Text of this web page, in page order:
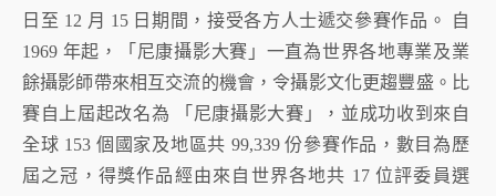
日至 12 月 15 日期間，接受各方人士遞交參賽作品。 自
1969 年起，「尼康攝影大賽」一直為世界各地專業及業
餘攝影師帶來相互交流的機會，令攝影文化更趨豐盛。比
賽自上屆起改名為 「尼康攝影大賽」，並成功收到來自
全球 153 個國家及地區共 99,339 份參賽作品，數目為歷
屆之冠，得獎作品經由來自世界各地共 17 位評委員選